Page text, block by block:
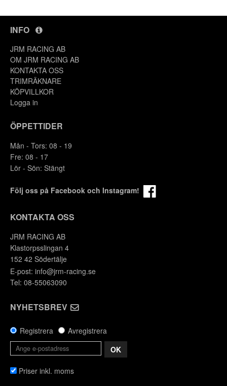
INFO
JRM RACING AB
OM JRM RACING AB
KONTAKTA OSS
TRIMRÄKNARE
KÖPVILLKOR
Logga in
ÖPPETTIDER
Mån - Tors: 08 - 19
Fre: 08 - 17
Lör - Sön: Stängt
Följ oss på Facebook och Instagram!
KONTAKTA OSS
JRM RACING AB
Klastorpsslingan 4
152 42 Södertälje
E-post: info@jrm-racing.se
Tel: 08-55063090
NYHETSBREV
Registrera
Avregistrera
OK
Priser inkl. moms